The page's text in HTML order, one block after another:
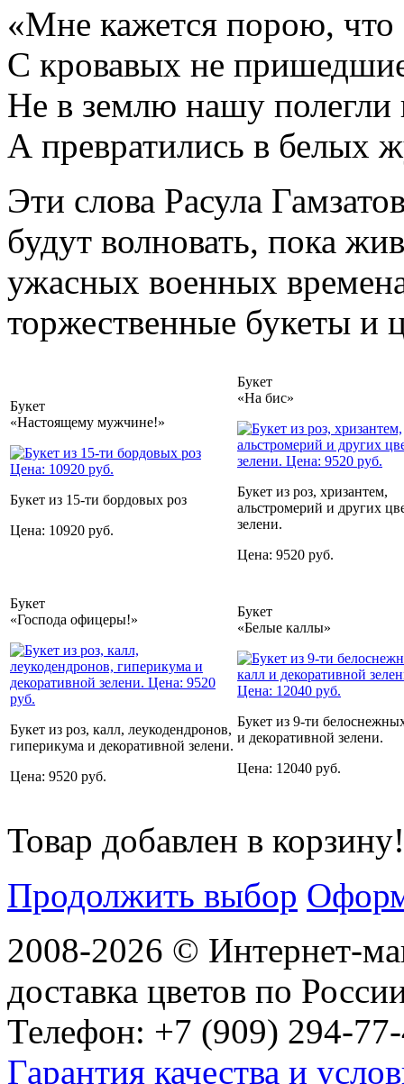
«Мне кажется порою, что
С кровавых не
Не в землю нашу полегли
А превратились в белых
Эти слова Расула
будут волновать, пока
ужасных военных
торжественные букеты и
Букет
«Настоящему мужчине!»
Букет из 15-ти бордовых роз
Цена: 10920 руб.
Букет
«На бис»
Букет из роз, хризантем,
альстромерий и других
зелени.
Цена: 9520 руб.
Букет
«Господа офицеры!»
Букет из роз, калл, леукодендронов,
гиперикума и декоративной зелени.
Цена: 9520 руб.
Букет
«Белые каллы»
Букет из 9-ти
и декоративной зелени.
Цена: 12040 руб.
Товар добавлен в корзину!
Продолжить выбор
2008-2026 © Интернет-
доставка цветов по
Телефон: +7 (909) 294-
Гарантия качества и